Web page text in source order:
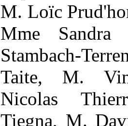
M. Loïc
Mme
Stambach-
Taite, M.
Nicolas
Tiegna, M.